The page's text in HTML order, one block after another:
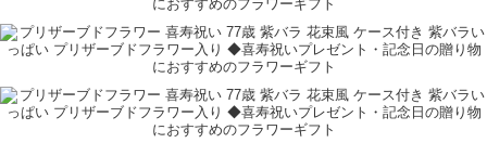
40代
レビューをもっと見る ＋